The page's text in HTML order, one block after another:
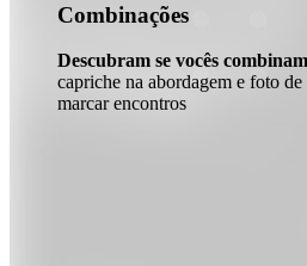
Combinações
Descubram se vocês combinam
capriche na abordagem e foto
marcar encontros